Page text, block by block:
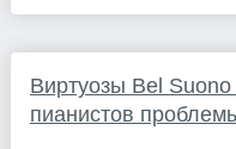
Виртуозы Bel
пианистов